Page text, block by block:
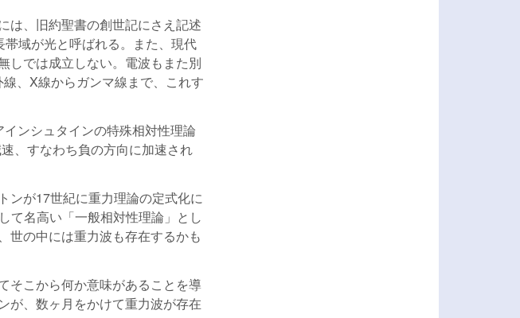
は、旧約聖書の創世記にさえ記述
域が光と呼ばれる。また、現代
しでは成立しない。電波もまた別
、X線からガンマ線まで、これす
ンシュタインの特殊相対性理論
、すなわち負の方向に加速され
ンが17世紀に重力理論の定式化に
て名高い「一般相対性理論」とし
世の中には重力波も存在するかも
そこから何か意味があることを導
が、数ヶ月をかけて重力波が存在